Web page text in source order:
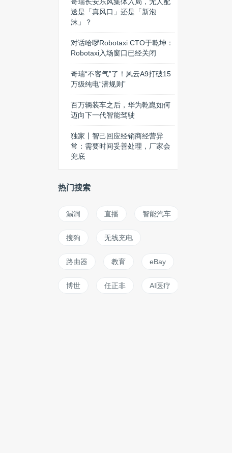
送是「真风口」还是「新泡
沫」？
对话哈啰Robotaxi CTO于乾坤：
Robotaxi入场窗口已经关闭
奇瑞“不客气”了！风云A9打破15
万级纯电“潜规则”
百万辆装车之后，华为乾崑如何
迈向下一代智能驾驶
独家丨智己回应经销商经营异
常：需要时间妥善处理，厂家会
兜底
热门搜索
漏洞 直播 智能汽车
搜狗 无线充电
路由器 教育 eBay
博世 任正非 AI医疗